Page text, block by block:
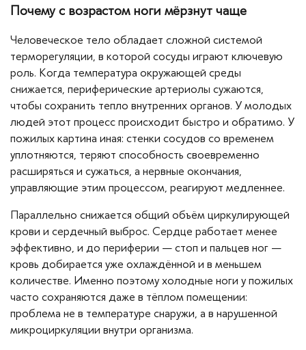
Почему с возрастом ноги мёрзнут чаще
Человеческое тело обладает сложной системой
терморегуляции, в которой сосуды играют ключевую
роль. Когда температура окружающей среды
снижается, периферические артериолы сужаются,
чтобы сохранить тепло внутренних органов. У молодых
людей этот процесс происходит быстро и обратимо. У
пожилых картина иная: стенки сосудов со временем
уплотняются, теряют способность своевременно
расширяться и сужаться, а нервные окончания,
управляющие этим процессом, реагируют медленнее.
Параллельно снижается общий объём циркулирующей
крови и сердечный выброс. Сердце работает менее
эффективно, и до периферии — стоп и пальцев ног —
кровь добирается уже охлаждённой и в меньшем
количестве. Именно поэтому холодные ноги у пожилых
часто сохраняются даже в тёплом помещении:
проблема не в температуре снаружи, а в нарушенной
микроциркуляции внутри организма.